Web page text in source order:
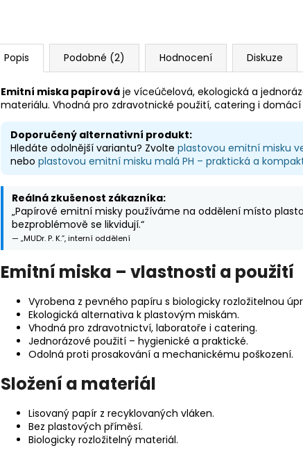
Popis Podobné (2) Hodnocení Diskuze
Emitní miska papírová je víceúčelová, ekologická a
materiálu. Vhodná pro zdravotnické použití, catering i
Doporučený alternativní produkt:
Hledáte odolnější variantu? Zvolte plastovou emitní misku
nebo plastovou emitní misku malá PH – praktická a
Reálná zkušenost zákazníka:
„Papírové emitní misky používáme na oddělení místo
bezproblémově se likvidují.“
— „MUDr. P. K.”, interní oddělení
Emitní miska – vlastnosti a použití
Vyrobena z pevného papíru s biologicky rozložitelnou
Ekologická alternativa k plastovým miskám.
Vhodná pro zdravotnictví, laboratoře i catering.
Jednorázové použití – hygienické a praktické.
Odolná proti prosakování a mechanickému poškození.
Složení a materiál
Lisovaný papír z recyklovaných vláken.
Bez plastových příměsí.
Biologicky rozložitelný materiál.